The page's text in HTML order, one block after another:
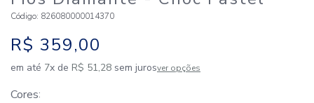
Código: 826080000014370
R$ 359,00
em até 7x de R$ 51,28 sem jurosver opções
Cores